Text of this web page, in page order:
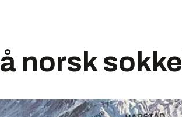
norsk sokkel